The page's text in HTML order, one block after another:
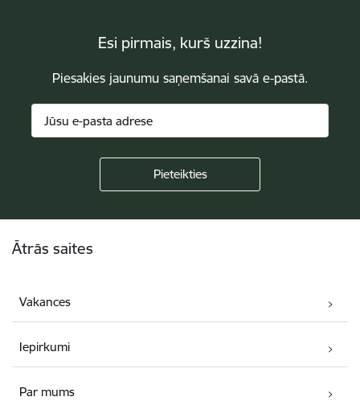
Esi pirmais, kurš uzzina!
Piesakies jaunumu saņemšanai savā e-pastā.
Ātrās saites
Vakances
Iepirkumi
Par mums